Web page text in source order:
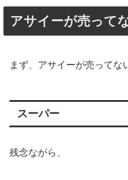
アサイーが売って
まず、アサイーが売ってな
スーパー
残念ながら、